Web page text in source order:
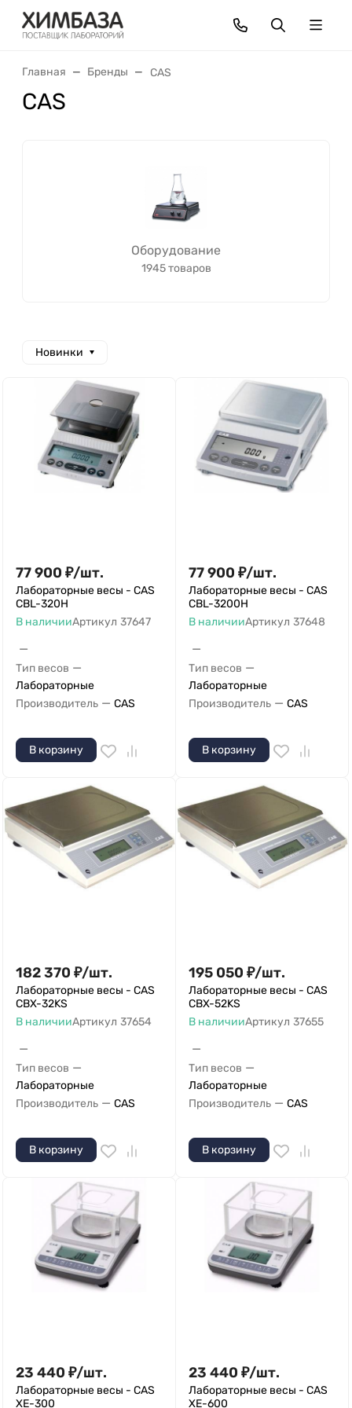
Главная Бренды CAS
CAS
Оборудование
1945 товаров
Новинки
77 900 ₽/шт.
Лабораторные весы - CAS
CBL-320H
В наличииАртикул 37647
—
Тип весов —
Лабораторные
Производитель — CAS
В корзину
77 900 ₽/шт.
Лабораторные весы - CAS
CBL-3200H
В наличииАртикул 37648
—
Тип весов —
Лабораторные
Производитель — CAS
В корзину
182 370 ₽/шт.
Лабораторные весы - CAS
CBX-32KS
В наличииАртикул 37654
—
Тип весов —
Лабораторные
Производитель — CAS
В корзину
195 050 ₽/шт.
Лабораторные весы - CAS
CBX-52KS
В наличииАртикул 37655
—
Тип весов —
Лабораторные
Производитель — CAS
В корзину
23 440 ₽/шт.
Лабораторные весы - CAS
XE-300
23 440 ₽/шт.
Лабораторные весы - CAS
XE-600